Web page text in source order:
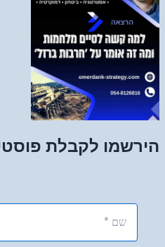
הירשמו לקבלת